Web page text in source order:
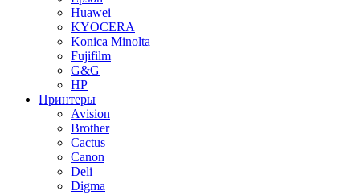
Huawei
KYOCERA
Konica Minolta
Fujifilm
G&G
HP
Принтеры
Avision
Brother
Cactus
Canon
Deli
Digma